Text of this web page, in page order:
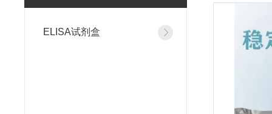
ELISA试剂盒